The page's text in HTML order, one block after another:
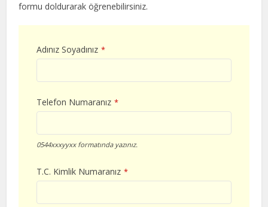
formu doldurarak öğrenebilirsiniz.
Adınız Soyadınız *
Telefon Numaranız *
0544xxxyyxx formatında yazınız.
T.C. Kimlik Numaranız *